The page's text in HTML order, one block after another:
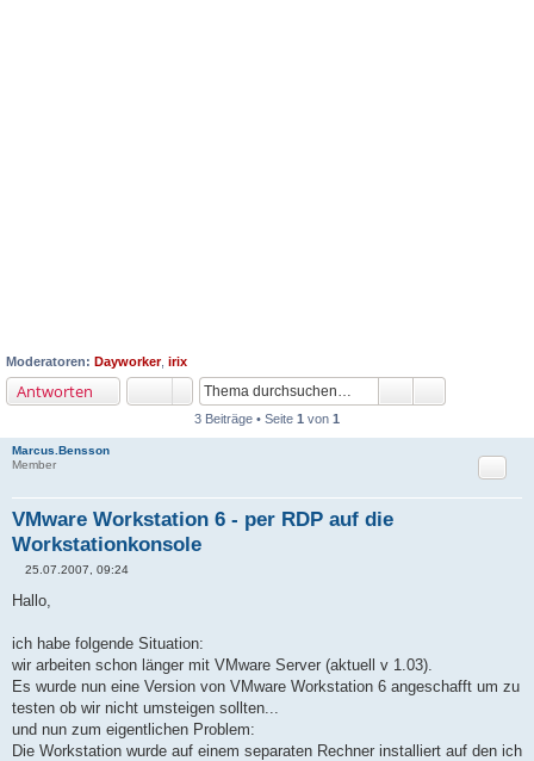
Moderatoren: Dayworker, irix
Antworten
3 Beiträge • Seite 1 von 1
Marcus.Bensson
Member
VMware Workstation 6 - per RDP auf die
Workstationkonsole
Zitat
e
i
r
a
g
25.07.2007, 09:24
Hallo,
ich habe folgende Situation:
wir arbeiten schon länger mit VMware Server (aktuell v 1.03).
Es wurde nun eine Version von VMware Workstation 6 angeschafft um zu
testen ob wir nicht umsteigen sollten...
und nun zum eigentlichen Problem:
Die Workstation wurde auf einem separaten Rechner installiert auf den ich